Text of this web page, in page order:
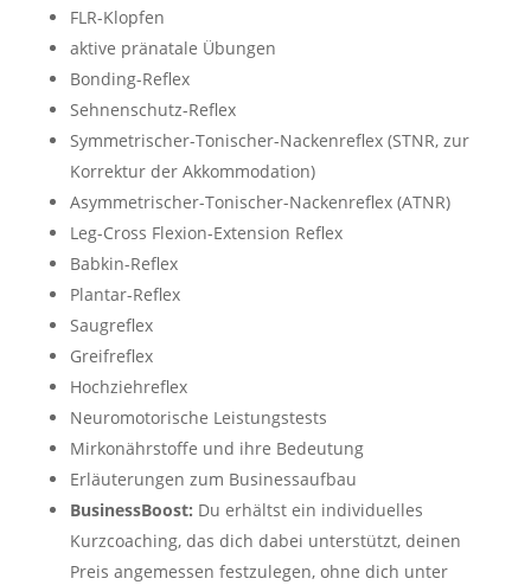
FLR-Klopfen
aktive pränatale Übungen
Bonding-Reflex
Sehnenschutz-Reflex
Symmetrischer-Tonischer-Nackenreflex (STNR, zur
Korrektur der Akkommodation)
Asymmetrischer-Tonischer-Nackenreflex (ATNR)
Leg-Cross Flexion-Extension Reflex
Babkin-Reflex
Plantar-Reflex
Saugreflex
Greifreflex
Hochziehreflex
Neuromotorische Leistungstests
Mirkonährstoffe und ihre Bedeutung
Erläuterungen zum Businessaufbau
BusinessBoost: Du erhältst ein individuelles
Kurzcoaching, das dich dabei unterstützt, deinen
Preis angemessen festzulegen, ohne dich unter